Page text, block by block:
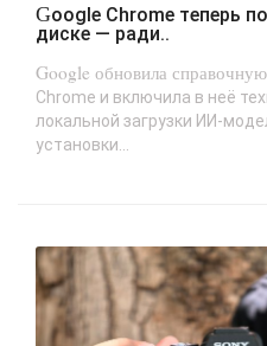
Google Chrome теперь потребует до 20 Гбайт на
диске — ради..
Google обновила
Chrome и включила в неё
локальной загрузки ИИ-
установки...